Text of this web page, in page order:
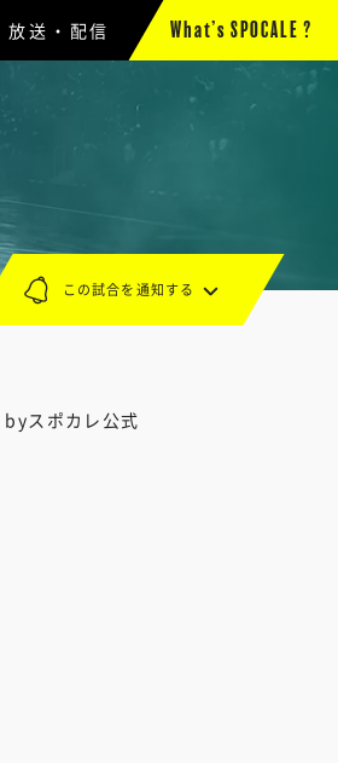
放送・配信 What’s SPOCALE ?
byスポカレ公式
この試合を通知する